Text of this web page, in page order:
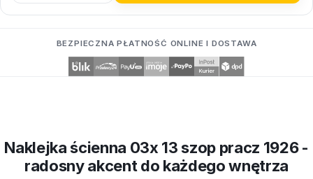
BEZPIECZNA PŁATNOŚĆ ONLINE I DOSTAWA
Naklejka ścienna 03x 13 szop pracz 1926 -
radosny akcent do każdego wnętrza